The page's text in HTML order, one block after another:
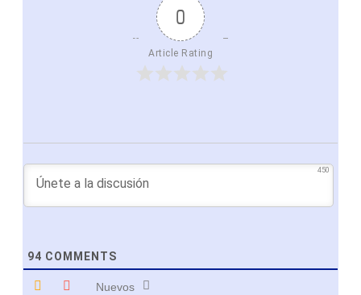
0
Article Rating
450
94 COMMENTS
Nuevos